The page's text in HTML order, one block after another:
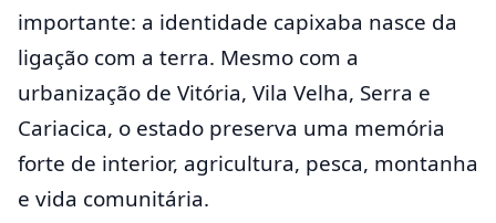
importante: a identidade capixaba nasce da
ligação com a terra. Mesmo com a
urbanização de Vitória, Vila Velha, Serra e
Cariacica, o estado preserva uma memória
forte de interior, agricultura, pesca, montanha
e vida comunitária.